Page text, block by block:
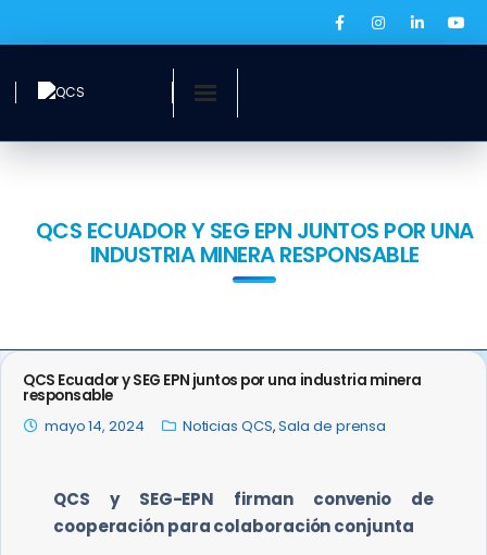
Servicios
Prensa
QCS ECUADOR Y SEG EPN JUNTOS POR UNA
INDUSTRIA MINERA RESPONSABLE
QCS Ecuador y SEG EPN juntos por una industria minera
responsable
mayo 14, 2024
Noticias QCS,Sala de prensa
QCS y SEG-EPN firman convenio de
cooperación para colaboración conjunta